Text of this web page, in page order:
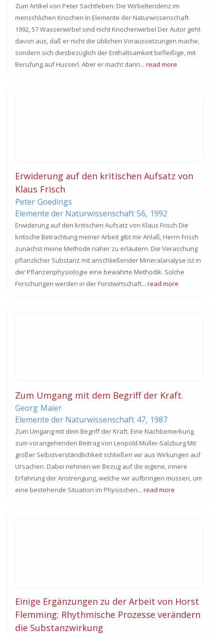
Zum Artikel von Peter Sachtleben: Die Wirbeltendenz im
menschlichen Knochen In Elemente der Naturwissenschaft
1992, 57 Wasserwirbel sind nicht Knochenwirbel Der Autor geht
davon aus, daß er nicht die üblichen Voraussetzungen mache,
sondern sich diesbezüglich der Enthaltsamkeit befleißige, mit
Berufung auf Husserl. Aber er macht dann... read more
Erwiderung auf den kritischen Aufsatz von
Klaus Frisch
Peter Goedings
Elemente der Naturwissenschaft 56, 1992
Erwiderung auf den kritischen Aufsatz von Klaus Frisch Die
kritische Betrachtung meiner Arbeit gibt mir Anlaß, Herrn Frisch
zunächst meine Methode näher zu erläutern. Die Veraschung
pflanzlicher Substanz mit anschließender Mineralanalyse ist in
der Pflanzenphysiologie eine bewährte Methodik. Solche
Forschungen werden in der Forstwirtschaft... read more
Zum Umgang mit dem Begriff der Kraft.
Georg Maier
Elemente der Naturwissenschaft 47, 1987
Zum Umgang mit dem Begriff der Kraft. Eine Nachbemerkung
zum vorangehenden Beitrag von Leopold Müller-Salzburg Mit
großer Selbstverständlichkeit schließen wir aus Wirkungen auf
Ursachen. Dabei nehmen wir Bezug auf die eigene, innere
Erfahrung der Anstrengung, welche wir aufbringen müssen, um
eine bestehende Situation im Physischen... read more
Einige Ergänzungen zu der Arbeit von Horst
Flemming: Rhythmische Prozesse verändern
die Substanzwirkung